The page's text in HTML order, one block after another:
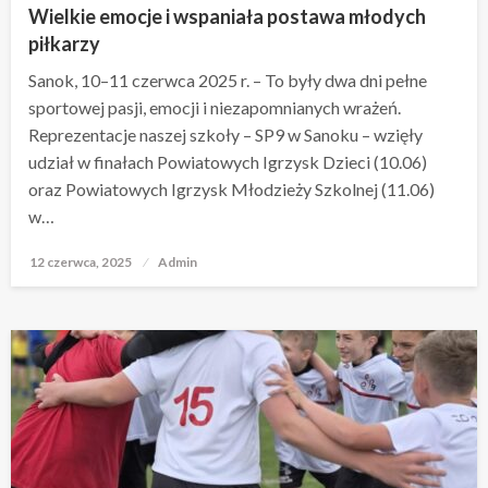
Wielkie emocje i wspaniała postawa młodych
piłkarzy
Sanok, 10–11 czerwca 2025 r. – To były dwa dni pełne
sportowej pasji, emocji i niezapomnianych wrażeń.
Reprezentacje naszej szkoły – SP9 w Sanoku – wzięły
udział w finałach Powiatowych Igrzysk Dzieci (10.06)
oraz Powiatowych Igrzysk Młodzieży Szkolnej (11.06)
w…
Opublikowane
12 czerwca, 2025 Admin